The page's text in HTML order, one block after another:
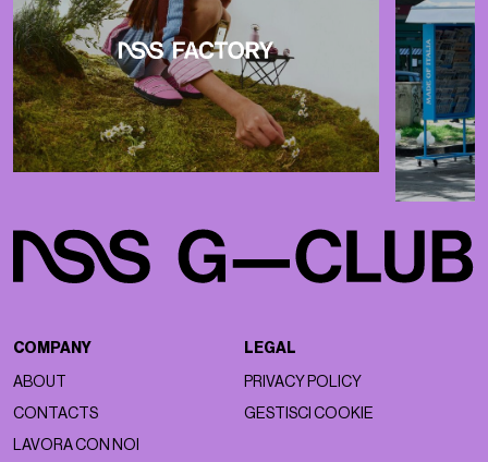
COMPANY
ABOUT
CONTACTS
LAVORA CON NOI
LEGAL
PRIVACY POLICY
GESTISCI COOKIE